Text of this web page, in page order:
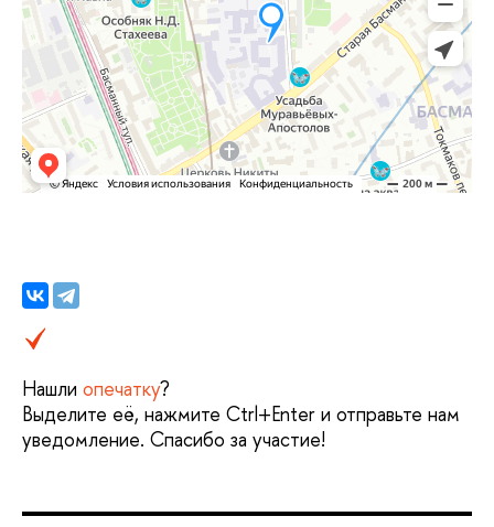
Нашли опечатку?
ыделите её, нажмите Ctrl+Enter и отправьте нам
уведомление. Спасибо за участие!